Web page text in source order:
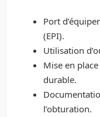
Port
(EPI).
Utilisation
Mise en
durable.
l’obturation.